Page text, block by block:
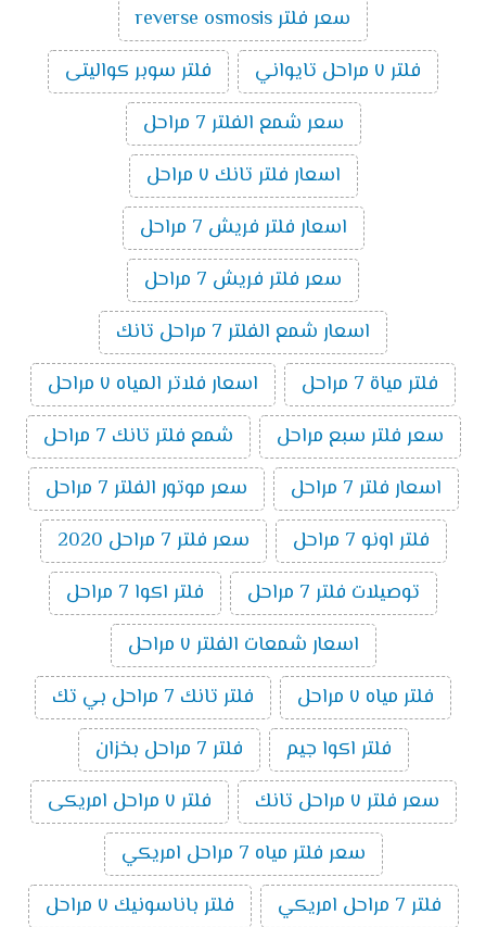
سعر فلتر reverse osmosis
فلتر ٧ مراحل تايواني
فلتر سوبر كواليتى
سعر شمع الفلتر 7 مراحل
اسعار فلتر تانك ٧ مراحل
اسعار فلتر فريش 7 مراحل
سعر فلتر فريش 7 مراحل
اسعار شمع الفلتر 7 مراحل تانك
فلتر مياة 7 مراحل
اسعار فلاتر المياه ٧ مراحل
سعر فلتر سبع مراحل
شمع فلتر تانك 7 مراحل
اسعار فلتر 7 مراحل
سعر موتور الفلتر 7 مراحل
فلتر اونو 7 مراحل
سعر فلتر 7 مراحل 2020
توصيلات فلتر 7 مراحل
فلتر اكوا 7 مراحل
اسعار شمعات الفلتر ٧ مراحل
فلتر مياه ٧ مراحل
فلتر تانك 7 مراحل بي تك
فلتر اكوا جيم
فلتر 7 مراحل بخزان
سعر فلتر ٧ مراحل تانك
فلتر ٧ مراحل امريكى
سعر فلتر مياه 7 مراحل امريكي
فلتر 7 مراحل امريكي
فلتر باناسونيك ٧ مراحل